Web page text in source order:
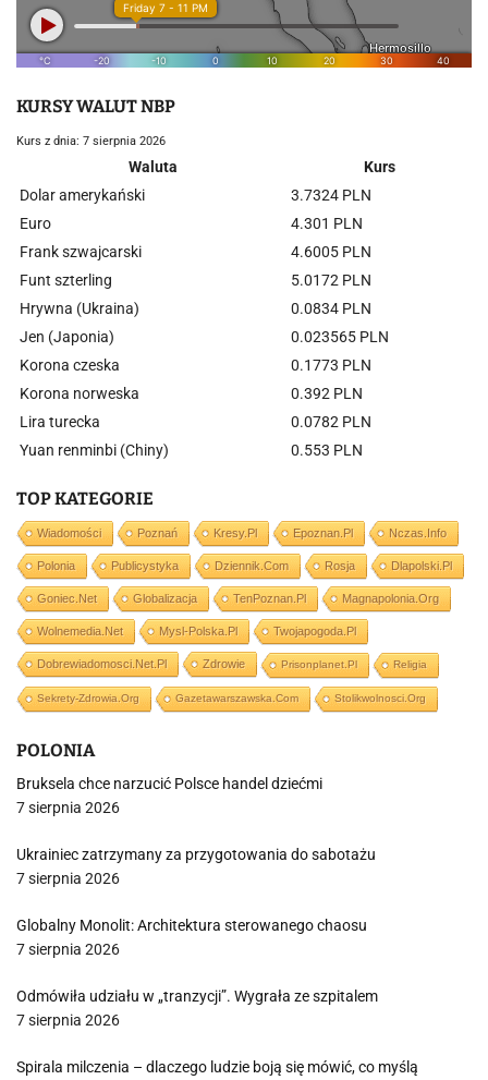
KURSY WALUT NBP
Kurs z dnia: 7 sierpnia 2026
Waluta
Kurs
Dolar amerykański
3.7324 PLN
Euro
4.301 PLN
Frank szwajcarski
4.6005 PLN
Funt szterling
5.0172 PLN
Hrywna (Ukraina)
0.0834 PLN
Jen (Japonia)
0.023565 PLN
Korona czeska
0.1773 PLN
Korona norweska
0.392 PLN
Lira turecka
0.0782 PLN
Yuan renminbi (Chiny)
0.553 PLN
TOP KATEGORIE
Wiadomości Poznań Kresy.pl Epoznan.pl Nczas.info
Polonia Publicystyka Dziennik.com Rosja Dlapolski.pl
Goniec.net Globalizacja TenPoznan.pl Magnapolonia.org
Wolnemedia.net Mysl-Polska.pl Twojapogoda.pl
Dobrewiadomosci.net.pl Zdrowie Prisonplanet.pl Religia
Sekrety-Zdrowia.org Gazetawarszawska.com Stolikwolnosci.org
POLONIA
Bruksela chce narzucić Polsce handel dziećmi
7 sierpnia 2026
Ukrainiec zatrzymany za przygotowania do sabotażu
7 sierpnia 2026
Globalny Monolit: Architektura sterowanego chaosu
7 sierpnia 2026
Odmówiła udziału w „tranzycji”. Wygrała ze szpitalem
7 sierpnia 2026
Spirala milczenia – dlaczego ludzie boją się mówić, co myślą